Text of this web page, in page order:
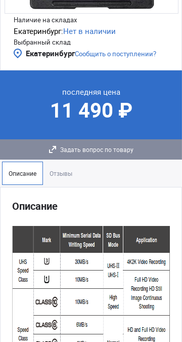
Наличие на складах
Екатеринбург:Нет в наличии
Выбранный склад
ЕкатеринбургСообщить о поступлении?
последняя цена
11 490 ₽
Задать вопрос по товару
Описание Отзывы
Описание